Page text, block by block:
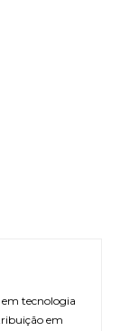
em tecnologia
em